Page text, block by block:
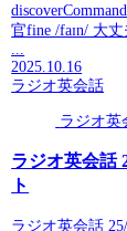
官fine /faɪn/ 大丈
2025.10.16
ラジオ英会話
ラジオ英
ラジオ英会話
ト
ラジオ英会話